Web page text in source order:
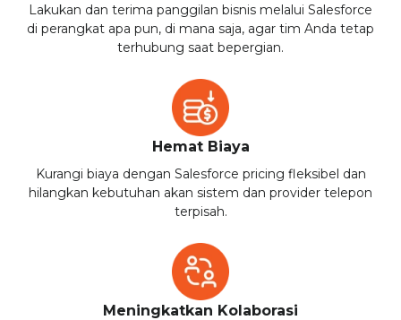
Lakukan dan terima panggilan bisnis melalui Salesforce
di perangkat apa pun, di mana saja, agar tim Anda tetap
terhubung saat bepergian.
Hemat Biaya
Kurangi biaya dengan Salesforce pricing fleksibel dan
hilangkan kebutuhan akan sistem dan provider telepon
terpisah.
Meningkatkan Kolaborasi